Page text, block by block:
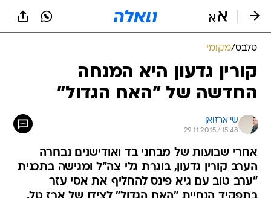
סלבס/מקומי
קורין גדעון היא המנחה
החדשה של "האח הגדול"
שי ארזואן
29.11.2015 / 15:48
אחרי שבועות של מבחני בד ואודישנים נבחרה
הערב קורין גדעון, בוגרת גלי צה"ל ומגישה בתכנית
"ערב טוב עם גיא פינס להחליף את אסי עזר